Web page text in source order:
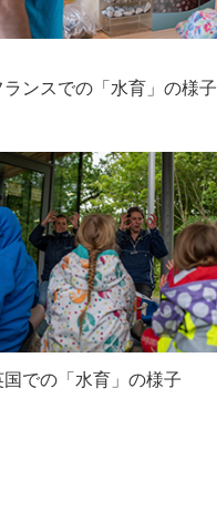
ランスでの「水育」の様子
国での「水育」の様子